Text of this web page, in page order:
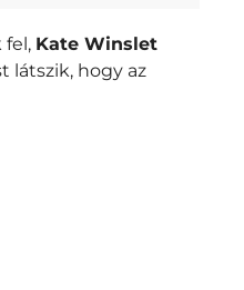
fel, Kate Winslet
látszik, hogy az